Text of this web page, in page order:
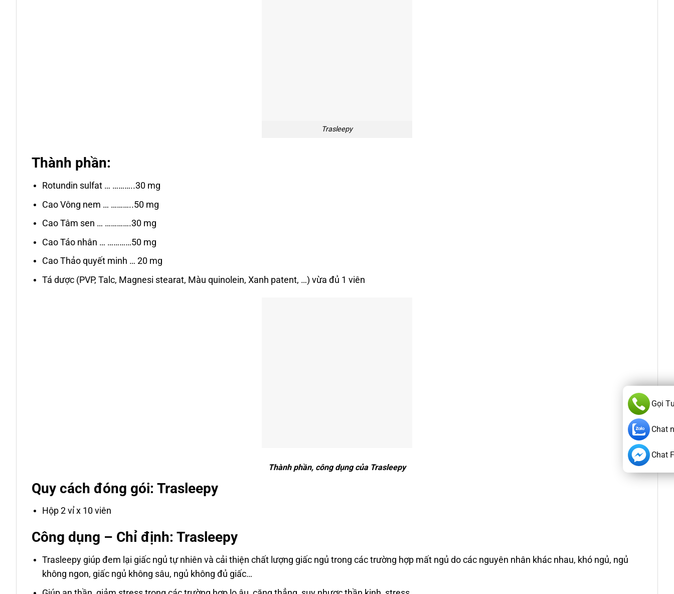
Trasleepy
Thành phần:
Rotundin sulfat … ………..30 mg
Cao Vông nem … ………..50 mg
Cao Tâm sen … ………….30 mg
Cao Táo nhân … …………50 mg
Cao Thảo quyết minh … 20 mg
Tá dược (PVP, Talc, Magnesi stearat, Màu quinolein, Xanh patent, …) vừa đủ 1 viên
Thành phần, công dụng của Trasleepy
Quy cách đóng gói: Trasleepy
Hộp 2 vỉ x 10 viên
Công dụng – Chỉ định: Trasleepy
Trasleepy giúp đem lại giấc ngủ tự nhiên và cải thiện chất lượng giấc ngủ trong các trường hợp mất ngủ do các nguyên nhân khác nhau, khó ngủ, ngủ
không ngon, giấc ngủ không sâu, ngủ không đủ giấc…
Gọi
Chat
Chat